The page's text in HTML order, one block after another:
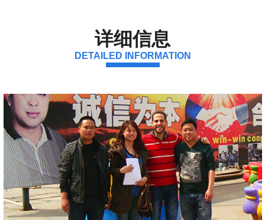
详细信息
DETAILED INFORMATION